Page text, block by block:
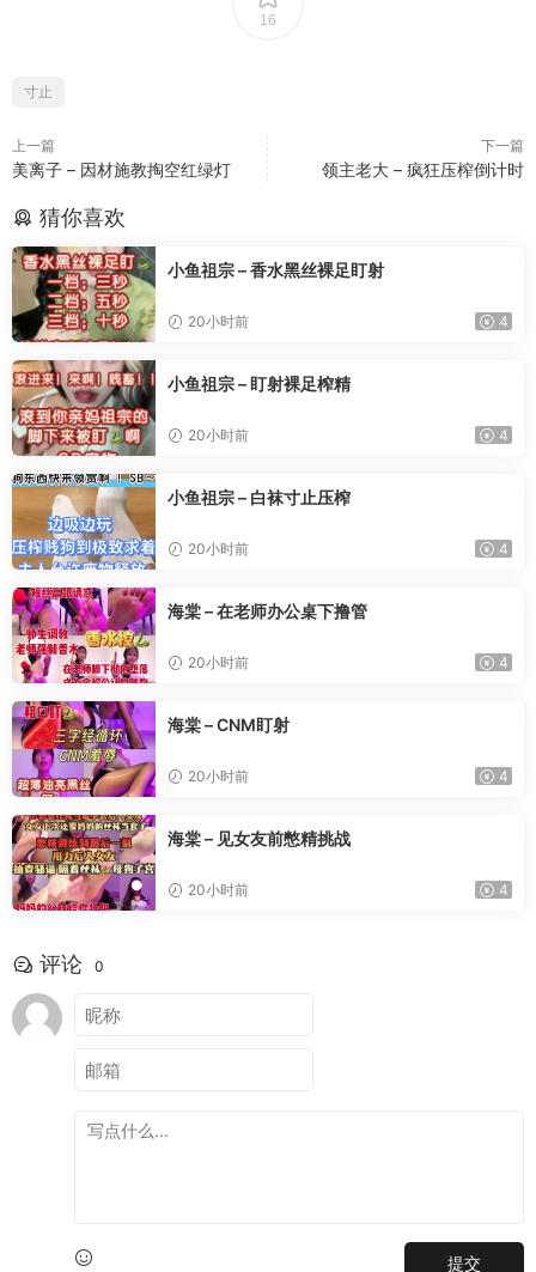
16
寸止
上一篇
美离子 – 因材施教掏空红绿灯
下一篇
领主老大 – 疯狂压榨倒计时
猜你喜欢
小鱼祖宗 – 香水黑丝裸足盯射
20小时前 4
小鱼祖宗 – 盯射裸足榨精
20小时前 4
小鱼祖宗 – 白袜寸止压榨
20小时前 4
海棠 – 在老师办公桌下撸管
20小时前 4
海棠 – CNM盯射
20小时前 4
海棠 – 见女友前憋精挑战
20小时前 4
评论 0
提交